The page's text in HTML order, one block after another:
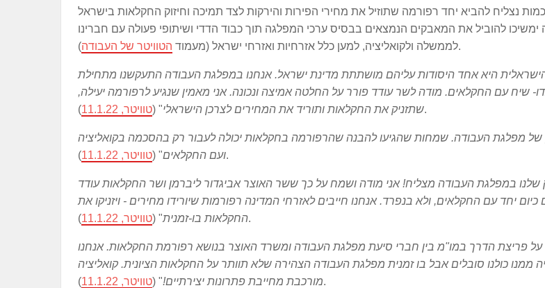
להוביל את המאבקים הנמצאים בבסיס ערכי המפלגה תוך כבוד הדדי ושיתופי פעולה עם חברינו
לממשלה ולקואליציה, למען כלל אזרחיות ואזרחי ישראל (מעמוד הטוויטר של העבודה ).
היא אחד היסודות עליהם מושתתת מדינת ישראל. אנחנו במפלגת העבודה התעקשנו מתחילת
שיח עם החקלאים. מודה לשר עודד פורר על החלטה אמיצה ונכונה. אני מאמין שנגיע לרפורמה יעילה,
שתזניק את החקלאות ותוריד את המחירים לצרכן הישראלי" (טוויטר, 11.1.22 ).
של מפלגת העבודה. שמחות שהגיעו להבנה שהרפורמה בחקלאות יכולה לעבור רק בהסכמה בקואליציה
ועם החקלאים" (טוויטר, 11.1.22 ).
במפלגת העבודה מצליח! אני מודה ושמח על כך ששר האוצר אביגדור ליברמן ושר החקלאות עודד
יחד עם החקלאים, ולא בנפרד. אנחנו חייבים לאזרחי המדינה רפורמות שיורידו מחירים - ויזניקו את
החקלאות בו-זמנית" (טוויטר, 11.1.22 ).
פריצת הדרך במו"מ בין חברי סיעת מפלגת העבודה ומשרד האוצר בנושא רפורמת החקלאות. אנחנו
ממנו כולנו סובלים אבל בו זמנית מפלגת העבודה הצהירה שלא תוותר על החקלאות הציונית. קואליציה
מורכבת מחייבת פתרונות יצירתיים!" (טוויטר, 11.1.22 ).